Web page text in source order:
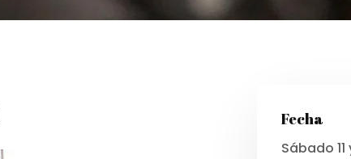
Fecha
Sábado